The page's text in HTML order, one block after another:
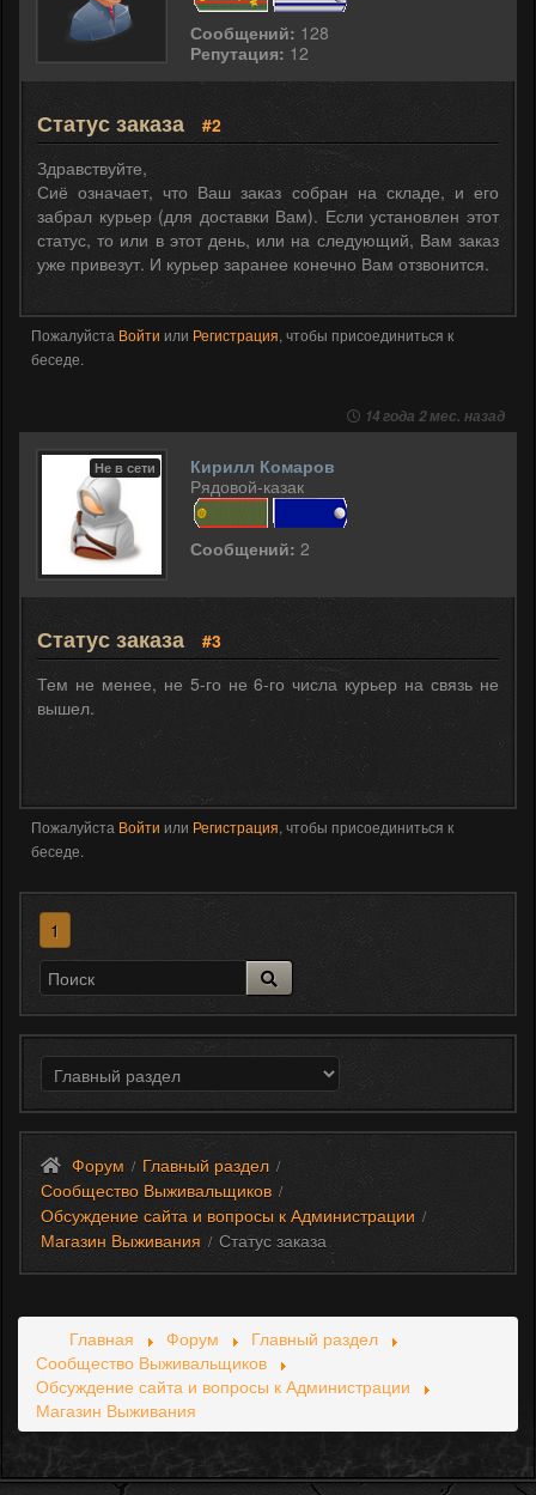
Сообщений: 128
Репутация: 12
Статус заказа
#2
Здравствуйте,
Сиё означает, что Ваш заказ собран на складе, и его
забрал курьер (для доставки Вам). Если установлен этот
статус, то или в этот день, или на следующий, Вам заказ
уже привезут. И курьер заранее конечно Вам отзвонится.
Пожалуйста Войти или Регистрация, чтобы присоединиться к
беседе.
14 года 2 мес. назад
Не в сети
Кирилл Комаров
Рядовой-казак
Сообщений: 2
Статус заказа
#3
Тем не менее, не 5-го не 6-го числа курьер на связь не
вышел.
Пожалуйста Войти или Регистрация, чтобы присоединиться к
беседе.
1
Форум / Главный раздел /
Сообщество Выживальщиков /
Обсуждение сайта и вопросы к Администрации /
Магазин Выживания / Статус заказа
Главная Форум
Главный раздел
Сообщество Выживальщиков
Обсуждение сайта и вопросы к Администрации
Магазин Выживания